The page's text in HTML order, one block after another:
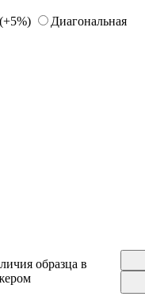
Диагональная
образца в